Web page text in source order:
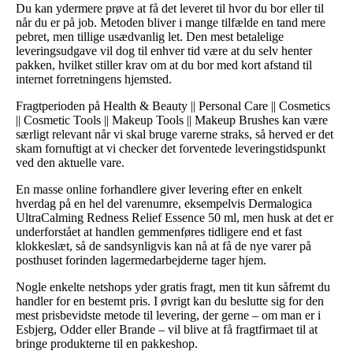
Du kan ydermere prøve at få det leveret til hvor du bor eller til
når du er på job. Metoden bliver i mange tilfælde en tand mere
pebret, men tillige usædvanlig let. Den mest betalelige
leveringsudgave vil dog til enhver tid være at du selv henter
pakken, hvilket stiller krav om at du bor med kort afstand til
internet forretningens hjemsted.
Fragtperioden på Health & Beauty || Personal Care || Cosmetics
|| Cosmetic Tools || Makeup Tools || Makeup Brushes kan være
særligt relevant når vi skal bruge varerne straks, så herved er det
skam fornuftigt at vi checker det forventede leveringstidspunkt
ved den aktuelle vare.
En masse online forhandlere giver levering efter en enkelt
hverdag på en hel del varenumre, eksempelvis Dermalogica
UltraCalming Redness Relief Essence 50 ml, men husk at det er
underforstået at handlen gemmenføres tidligere end et fast
klokkeslæt, så de sandsynligvis kan nå at få de nye varer på
posthuset forinden lagermedarbejderne tager hjem.
Nogle enkelte netshops yder gratis fragt, men tit kun såfremt du
handler for en bestemt pris. I øvrigt kan du beslutte sig for den
mest prisbevidste metode til levering, der gerne – om man er i
Esbjerg, Odder eller Brande – vil blive at få fragtfirmaet til at
bringe produkterne til en pakkeshop.